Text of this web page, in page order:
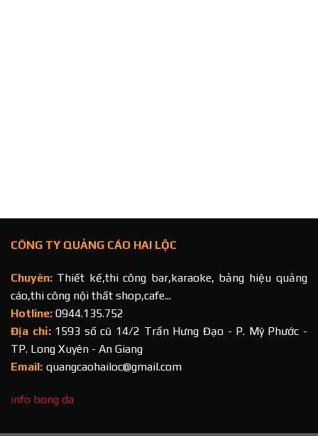
CÔNG TY QUẢNG CÁO HAI LỘC
Chuyên: Thiết kế,thi công bar,karaoke, bảng hiệu quảng
cáo,thi công nội thất shop,cafe...
Hotline: 0944.135.752
Địa chỉ: 1593 số cũ 14/2 Trần Hưng Đạo - P. Mỹ Phước -
TP. Long Xuyên - An Giang
Email: quangcaohailoc@gmail.com
info bong da